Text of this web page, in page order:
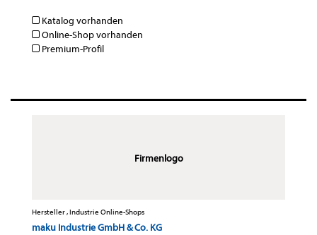
Katalog vorhanden
Online-Shop vorhanden
Premium-Profil
Firmenlogo
Hersteller , Industrie Online-Shops
maku Industrie GmbH & Co. KG